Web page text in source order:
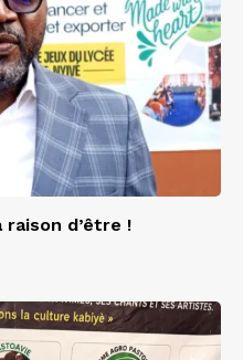
raison d’être !